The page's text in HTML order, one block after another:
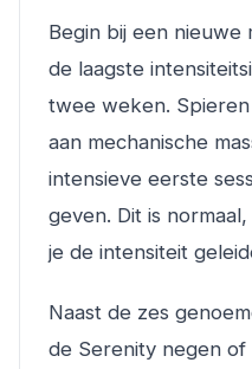
Begin bij een nieuwe
de laagste
twee weken.
aan mechanische
intensieve eerste
geven. Dit is
je de intensiteit
Naast de zes
de Serenity negen